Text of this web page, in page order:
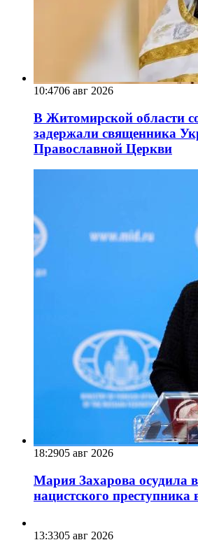
10:4706 авг 2026
В Житомирской области
задержали священника
Православной Церкви
18:2905 авг 2026
Мария Захарова осудила
нацистского преступника
13:3305 авг 2026